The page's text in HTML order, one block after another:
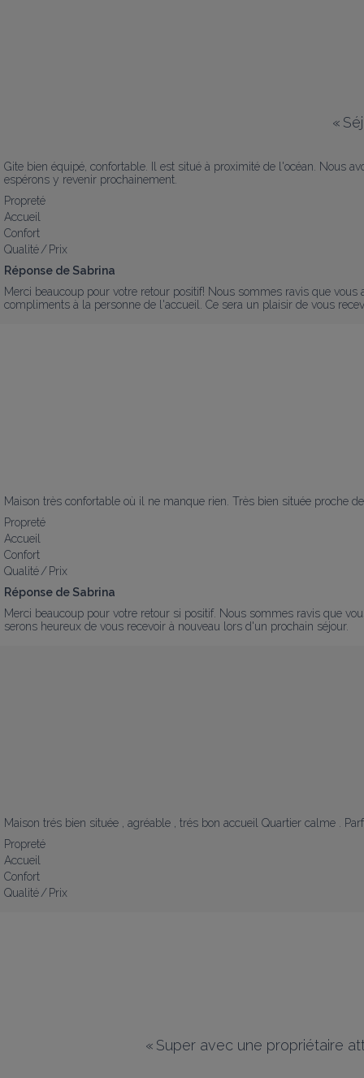
«
Gite bien équipé, confortable. Il est situé à proximité de l'océan. Nous
espérons y revenir prochainement.
Propreté
Accueil
Confort
Qualité / Prix
Réponse de Sabrina
Merci beaucoup pour votre retour positif! Nous sommes ravis que
compliments à la personne de l'accueil. Ce sera un plaisir de vous
Maison très confortable où il ne manque rien. Très bien située proche
Propreté
Accueil
Confort
Qualité / Prix
Réponse de Sabrina
Merci beaucoup pour votre retour si positif. Nous sommes ravis que
serons heureux de vous recevoir à nouveau lors d'un prochain séjour.
Maison trés bien située , agréable , trés bon accueil Quartier calme .
Propreté
Accueil
Confort
Qualité / Prix
« Super avec une propriétaire